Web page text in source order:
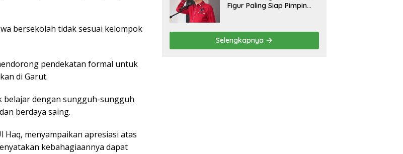
bersekolah tidak sesuai kelompok
pendekatan formal untuk
di Garut.
belajar dengan sungguh-sungguh
berdaya saing.
Haq, menyampaikan apresiasi atas
kebahagiaannya dapat
Figur Paling Siap Pimpin
Selengkapnya